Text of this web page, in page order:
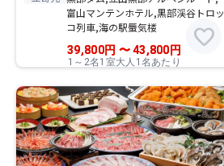
富山マンテンホテル,黒部渓谷トロッ
コ列車,海の駅蜃気楼
39,800円 〜43,800 円
1～2名1室大人1名あたり
favorite